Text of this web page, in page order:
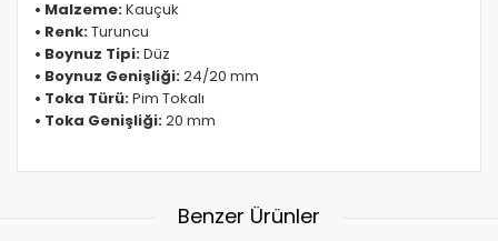
• Malzeme: Kauçuk
• Renk: Turuncu
• Boynuz Tipi: Düz
• Boynuz Genişliği: 24/20 mm
• Toka Türü: Pim Tokalı
• Toka Genişliği: 20 mm
Benzer Ürünler